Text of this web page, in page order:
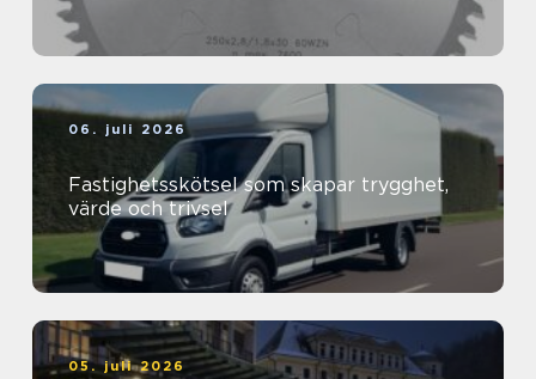
06. juli 2026
Fastighetsskötsel som skapar trygghet,
värde och trivsel
05. juli 2026